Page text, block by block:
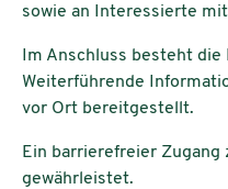
sowie an Interessierte
Im Anschluss besteht
Weiterführende
vor Ort bereitgestellt.
Ein barrierefreier Zugang
gewährleistet.